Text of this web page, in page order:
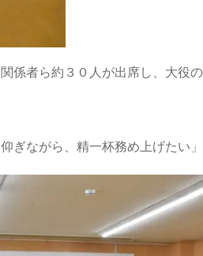
係者ら約３０人が出席し、大役の
ぎながら、精一杯務め上げたい」